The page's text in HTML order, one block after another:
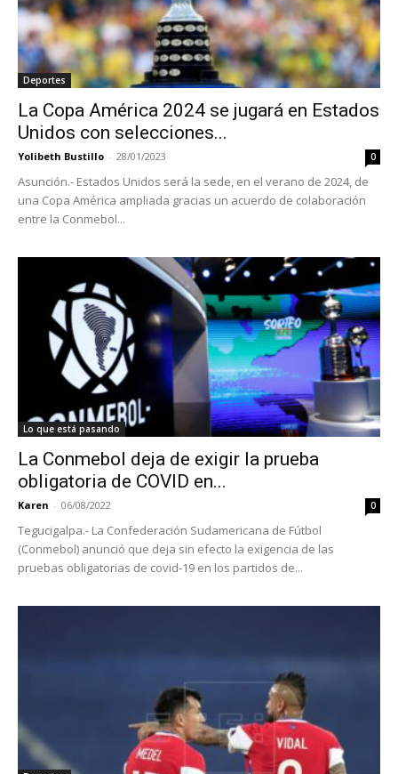
Deportes
La Copa América 2024 se jugará en Estados
Unidos con selecciones...
Yolibeth Bustillo - 28/01/2023 0
Asunción.- Estados Unidos será la sede, en el verano de 2024, de
una Copa América ampliada gracias un acuerdo de colaboración
entre la Conmebol...
Lo que está pasando
La Conmebol deja de exigir la prueba
obligatoria de COVID en...
Karen - 06/08/2022 0
Tegucigalpa.- La Confederación Sudamericana de Fútbol
(Conmebol) anunció que deja sin efecto la exigencia de las
pruebas obligatorias de covid-19 en los partidos de...